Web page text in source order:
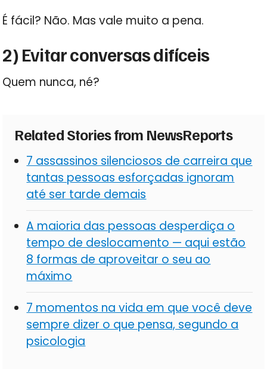
É fácil? Não. Mas vale muito a pena.
2) Evitar conversas difíceis
Quem nunca, né?
Related Stories from NewsReports
7 assassinos silenciosos de carreira que
tantas pessoas esforçadas ignoram
até ser tarde demais
A maioria das pessoas desperdiça o
tempo de deslocamento — aqui estão
8 formas de aproveitar o seu ao
máximo
7 momentos na vida em que você deve
sempre dizer o que pensa, segundo a
psicologia